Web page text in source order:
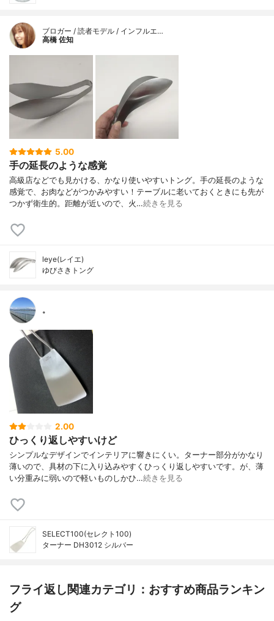
ブロガー / 読者モデル / インフルエ…
高橋 佐知
5.00
手の延長のような感覚
高級店などでも見かける、かなり使いやすいトング。手の延長のような
感覚で、お肉などがつかみやすい！テーブルに老いておくときにも先が
つかず衛生的。距離が近いので、火…続きを見る
leye(レイエ)
ゆびさきトング
。
2.00
ひっくり返しやすいけど
シンプルなデザインでインテリアに響きにくい。ターナー部分がかなり
薄いので、具材の下に入り込みやすくひっくり返しやすいです。が、薄
い分重みに弱いので軽いものしかひ…続きを見る
SELECT100(セレクト100)
ターナー DH3012 シルバー
フライ返し関連カテゴリ：おすすめ商品ランキン
グ